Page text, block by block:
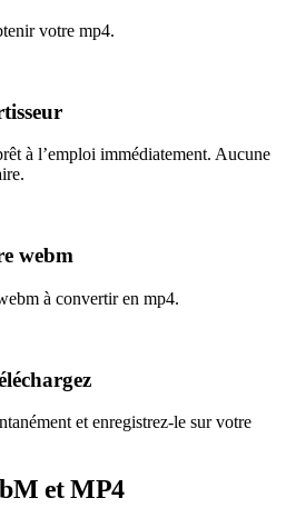
votre mp4.
à l’emploi immédiatement. Aucune
webm
à convertir en mp4.
et enregistrez-le sur votre
et MP4